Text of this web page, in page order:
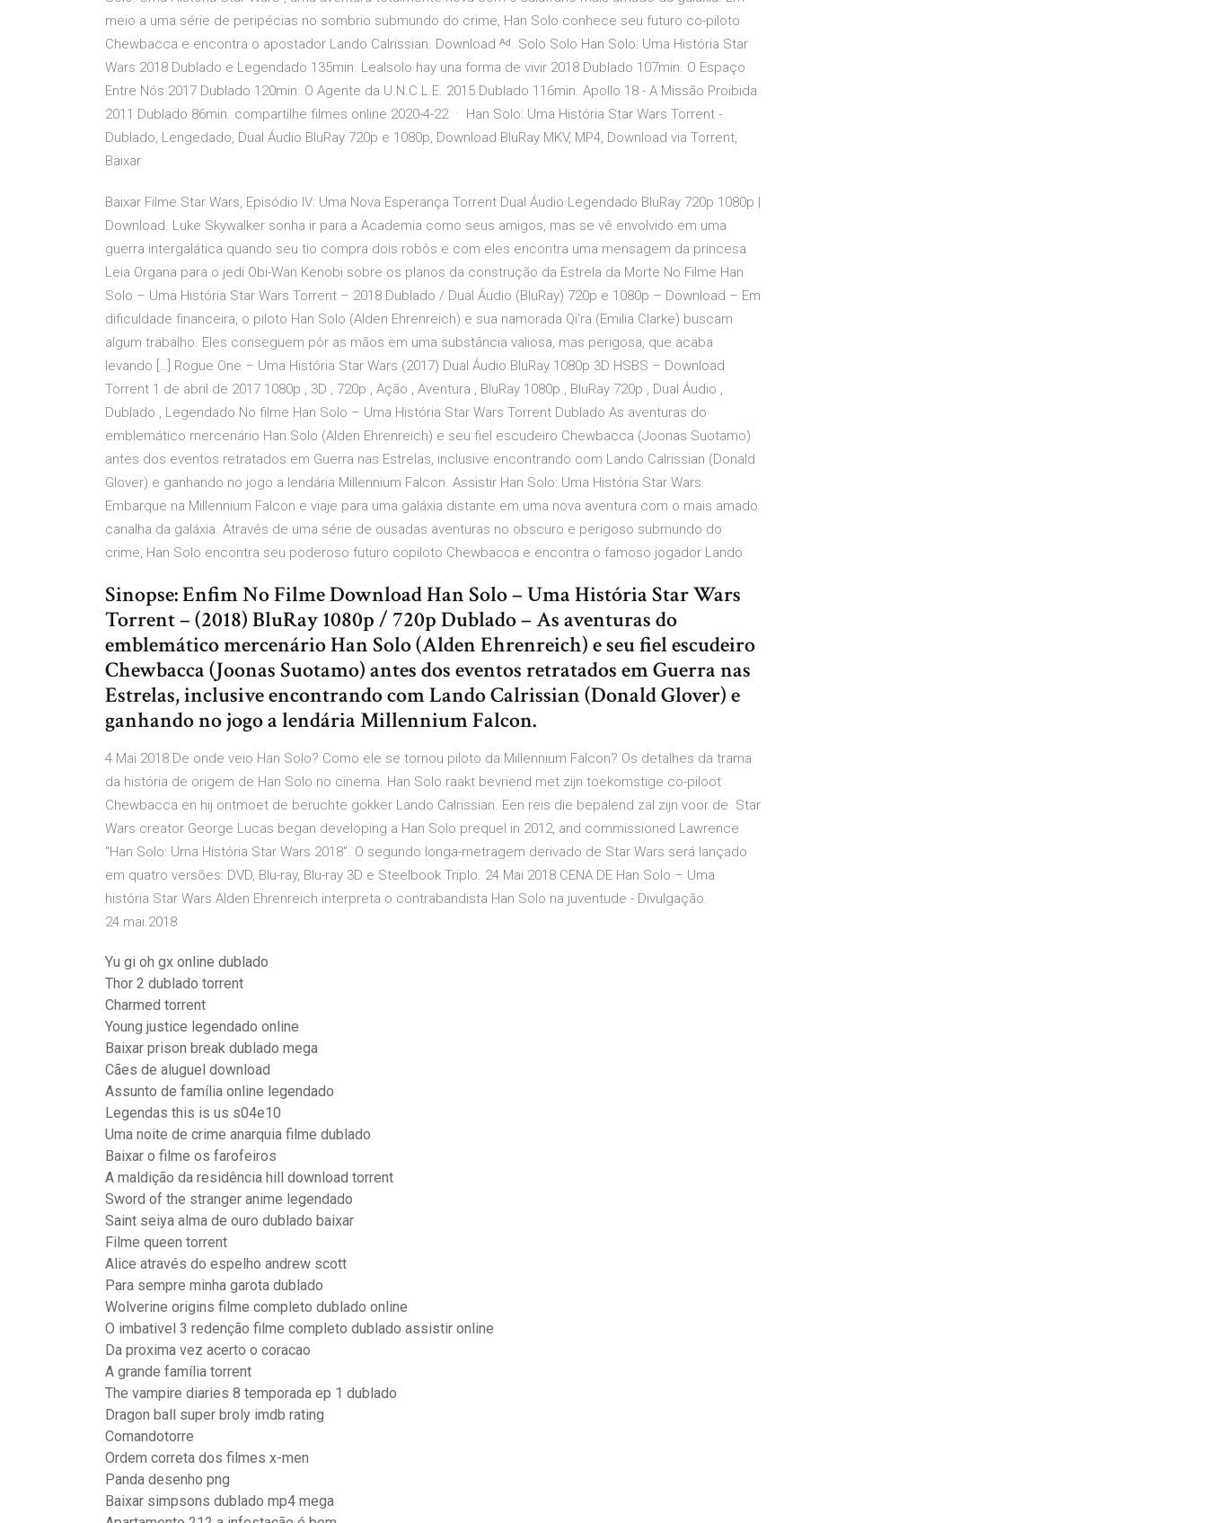
meio a uma série de peripécias no sombrio submundo do crime, Han Solo conhece seu futuro co-piloto
Chewbacca e encontra o apostador Lando Calrissian. Download ᴬᵈ. Solo Solo Han Solo: Uma História Star
Wars 2018 Dublado e Legendado 135min. Lealsolo hay una forma de vivir 2018 Dublado 107min. O Espaço
Entre Nós 2017 Dublado 120min. O Agente da U.N.C.L.E. 2015 Dublado 116min. Apollo 18 - A Missão Proibida
2011 Dublado 86min. compartilhe filmes online 2020-4-22 · Han Solo: Uma História Star Wars Torrent -
Dublado, Lengedado, Dual Áudio BluRay 720p e 1080p, Download BluRay MKV, MP4, Download via Torrent,
Baixar
Baixar Filme Star Wars, Episódio IV: Uma Nova Esperança Torrent Dual Áudio Legendado BluRay 720p 1080p |
Download. Luke Skywalker sonha ir para a Academia como seus amigos, mas se vê envolvido em uma
guerra intergalática quando seu tio compra dois robôs e com eles encontra uma mensagem da princesa
Leia Organa para o jedi Obi-Wan Kenobi sobre os planos da construção da Estrela da Morte No Filme Han
Solo – Uma História Star Wars Torrent – 2018 Dublado / Dual Áudio (BluRay) 720p e 1080p – Download – Em
dificuldade financeira, o piloto Han Solo (Alden Ehrenreich) e sua namorada Qi’ra (Emilia Clarke) buscam
algum trabalho. Eles conseguem pôr as mãos em uma substância valiosa, mas perigosa, que acaba
levando […] Rogue One – Uma História Star Wars (2017) Dual Áudio BluRay 1080p 3D HSBS – Download
Torrent 1 de abril de 2017 1080p , 3D , 720p , Ação , Aventura , BluRay 1080p , BluRay 720p , Dual Áudio ,
Dublado , Legendado No filme Han Solo – Uma História Star Wars Torrent Dublado As aventuras do
emblemático mercenário Han Solo (Alden Ehrenreich) e seu fiel escudeiro Chewbacca (Joonas Suotamo)
antes dos eventos retratados em Guerra nas Estrelas, inclusive encontrando com Lando Calrissian (Donald
Glover) e ganhando no jogo a lendária Millennium Falcon. Assistir Han Solo: Uma História Star Wars.
Embarque na Millennium Falcon e viaje para uma galáxia distante em uma nova aventura com o mais amado
canalha da galáxia. Através de uma série de ousadas aventuras no obscuro e perigoso submundo do
crime, Han Solo encontra seu poderoso futuro copiloto Chewbacca e encontra o famoso jogador Lando
Sinopse: Enfim No Filme Download Han Solo – Uma História Star Wars
Torrent – (2018) BluRay 1080p / 720p Dublado – As aventuras do
emblemático mercenário Han Solo (Alden Ehrenreich) e seu fiel escudeiro
Chewbacca (Joonas Suotamo) antes dos eventos retratados em Guerra nas
Estrelas, inclusive encontrando com Lando Calrissian (Donald Glover) e
ganhando no jogo a lendária Millennium Falcon.
4 Mai 2018 De onde veio Han Solo? Como ele se tornou piloto da Millennium Falcon? Os detalhes da trama
da história de origem de Han Solo no cinema. Han Solo raakt bevriend met zijn toekomstige co-piloot
Chewbacca en hij ontmoet de beruchte gokker Lando Calrissian. Een reis die bepalend zal zijn voor de Star
Wars creator George Lucas began developing a Han Solo prequel in 2012, and commissioned Lawrence
"Han Solo: Uma História Star Wars 2018". O segundo longa-metragem derivado de Star Wars será lançado
em quatro versões: DVD, Blu-ray, Blu-ray 3D e Steelbook Triplo. 24 Mai 2018 CENA DE Han Solo – Uma
história Star Wars Alden Ehrenreich interpreta o contrabandista Han Solo na juventude - Divulgação.
24.mai.2018
Yu gi oh gx online dublado
Thor 2 dublado torrent
Charmed torrent
Young justice legendado online
Baixar prison break dublado mega
Cães de aluguel download
Assunto de família online legendado
Legendas this is us s04e10
Uma noite de crime anarquia filme dublado
Baixar o filme os farofeiros
A maldição da residência hill download torrent
Sword of the stranger anime legendado
Saint seiya alma de ouro dublado baixar
Filme queen torrent
Alice através do espelho andrew scott
Para sempre minha garota dublado
Wolverine origins filme completo dublado online
O imbativel 3 redenção filme completo dublado assistir online
Da proxima vez acerto o coracao
A grande família torrent
The vampire diaries 8 temporada ep 1 dublado
Dragon ball super broly imdb rating
Comandotorre
Ordem correta dos filmes x-men
Panda desenho png
Baixar simpsons dublado mp4 mega